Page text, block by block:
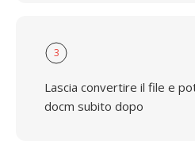
3
Lascia convertire il file e
docm subito dopo